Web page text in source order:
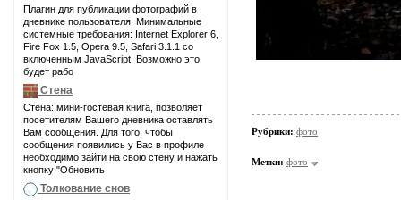
Плагин для публикации фотографий в
дневнике пользователя. Минимальные
системные требования: Internet Explorer 6,
Fire Fox 1.5, Opera 9.5, Safari 3.1.1 со
включенным JavaScript. Возможно это
будет рабо
Стена
Стена: мини-гостевая книга, позволяет
посетителям Вашего дневника оставлять
Вам сообщения. Для того, чтобы
сообщения появились у Вас в профиле
необходимо зайти на свою стену и нажать
кнопку "Обновить
Толкование снов
Рубрики: фото
Метки: фото